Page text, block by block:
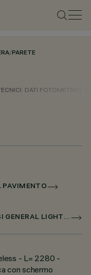
/PARETE
DATI FOTOMETRICI
PAVIMENTO
LIBERA SYSTEM - MODULI LUMINOSI GENERAL LIGHTING
- L= 2280 -
con schermo